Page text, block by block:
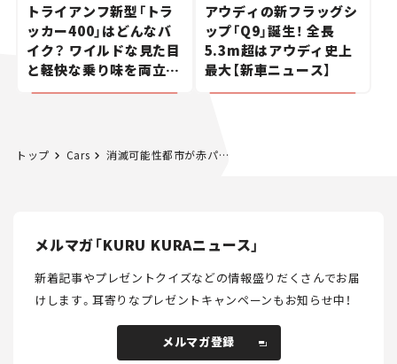
トライアンフ新型「トラ
ッカー400」はどんなバ
イク？ ワイルドな見た目
と軽快な乗り味を両立し
た400ccフラットトラッ
アウディの新フラッグシ
ップ「Q9」誕生！ 全長
5.3m超はアウディ史上
最大【新車ニュース】
トップ Cars 消滅可能性都市が赤パンツの販売拠点になった理由
メルマガ「KURU KURAニュース」
新着記事やプレゼントクイズなどの情報盛りだくさんでお届
けします。耳寄りなプレゼントキャンペーンもお知らせ中！
メルマガ登録